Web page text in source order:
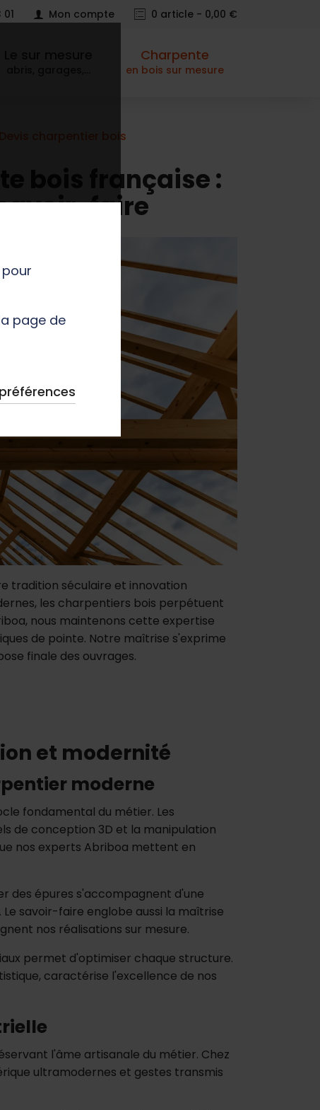
page de
Mon compte 0 article - 0,00 €
Charpente
en bois sur mesure
Devis charpentier bois
bois française :
faire
tradition séculaire et innovation
les charpentiers bois perpétuent
nous maintenons cette expertise
de pointe. Notre maîtrise s'exprime
finale des ouvrages.
et modernité
moderne
fondamental du métier. Les
de conception 3D et la manipulation
nos experts Abriboa mettent en
des épures s'accompagnent d'une
savoir-faire englobe aussi la maîtrise
nos réalisations sur mesure.
permet d'optimiser chaque structure.
caractérise l'excellence de nos
l'âme artisanale du métier. Chez
ultramodernes et gestes transmis